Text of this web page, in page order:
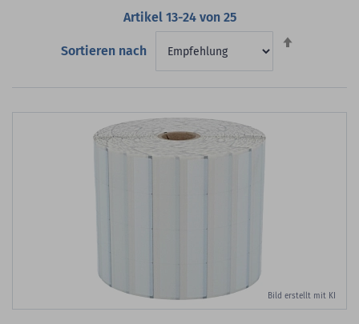
Artikel 13-24von 25
Sortieren nach
Bild erstellt mit KI